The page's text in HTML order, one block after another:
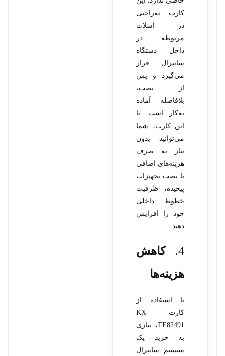
کارت به‌راحتی
در اسلات
مربوطه در
داخل دستگاه
سانترال قرار
می‌گیرد و پس
از نصب،
بلافاصله آماده
به‌کار است. با
این کارت، شما
می‌توانید بدون
نیاز به صرف
هزینه‌های اضافی
یا نصب تجهیزات
پیچیده، ظرفیت
خطوط داخلی
خود را افزایش
دهید.
4.
کاهش
هزینه‌ها
با استفاده از
کارت KX-
TE82491، نیازی
به خرید یک
سیستم سانترال